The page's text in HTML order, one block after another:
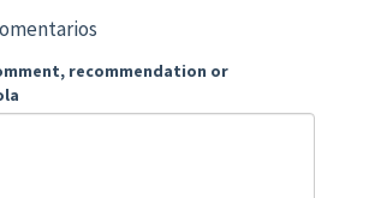
recommendation or